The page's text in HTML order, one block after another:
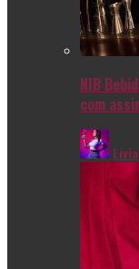
NIB
com